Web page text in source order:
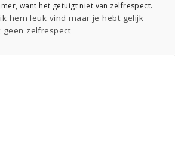
want het getuigt niet van zelfrespect.
hem leuk vind maar je hebt gelijk
zelfrespect